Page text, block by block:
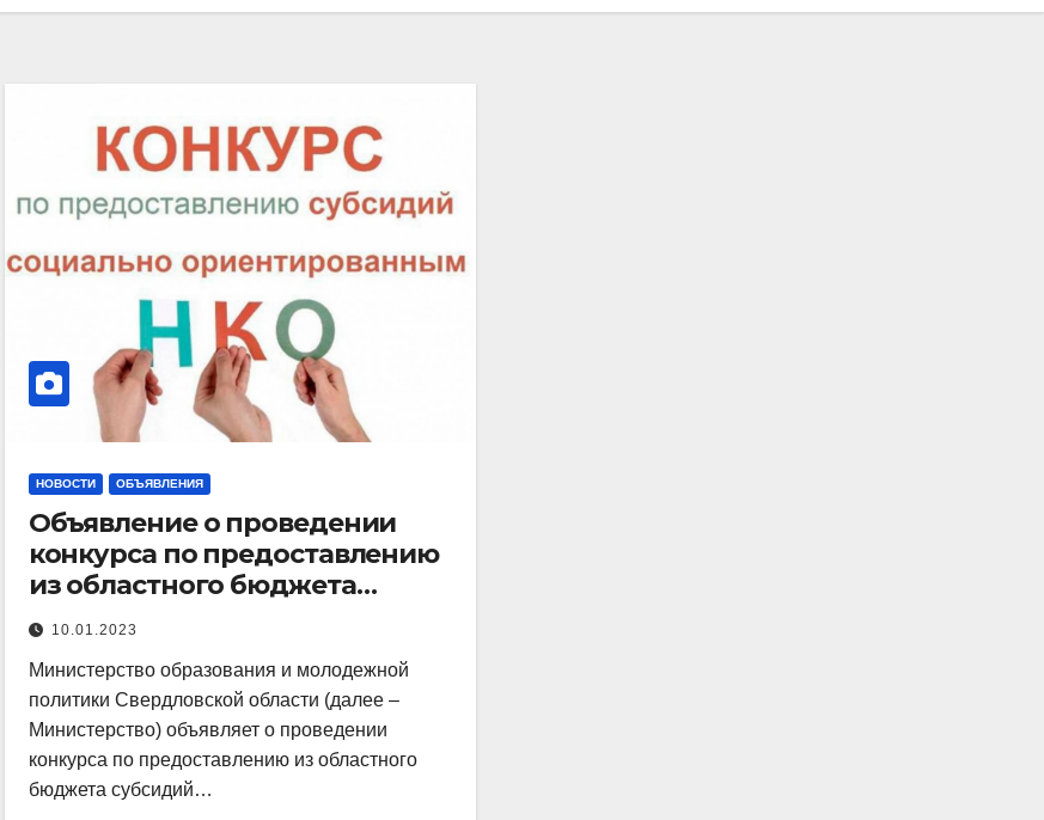
НОВОСТИ ОБЪЯВЛЕНИЯ
Объявление о проведении
конкурса по предоставлению
из областного бюджета
субсидий социально
ориентированным
некоммерческим
организациям, реализующим
проекты (программы,
мероприятия) в сфере
образования и молодежной
10.01.2023
Министерство образования и молодежной
политики Свердловской области (далее –
Министерство) объявляет о проведении
конкурса по предоставлению из областного
бюджета субсидий…